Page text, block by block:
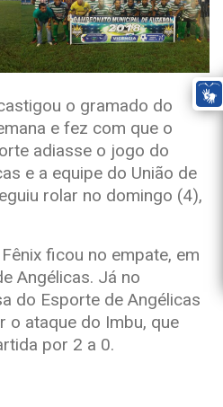
o gramado do
e fez com que o
adiasse o jogo do
e a equipe do União de
rolar no domingo (4),
ficou no empate, em
Angélicas. Já no
do Esporte de Angélicas
o ataque do Imbu, que
por 2 a 0.